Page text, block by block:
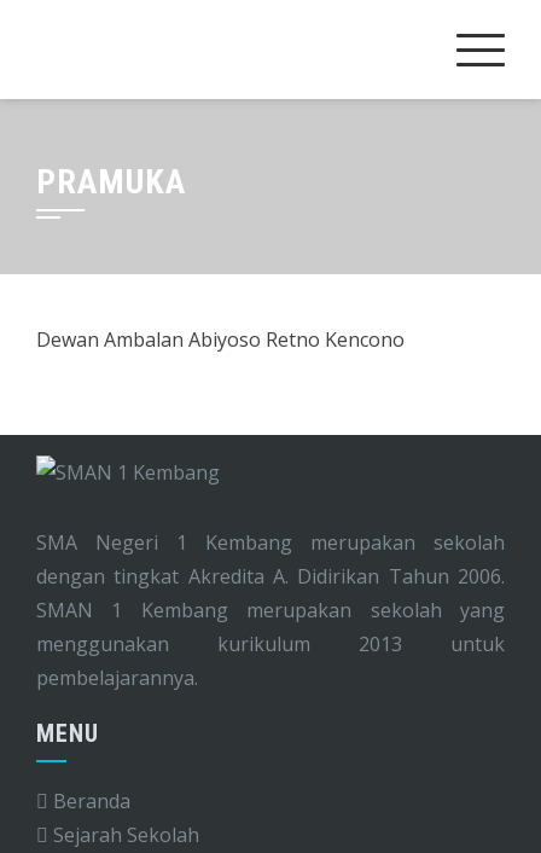
PRAMUKA
Dewan Ambalan Abiyoso Retno Kencono
SMA Negeri 1 Kembang merupakan sekolah
dengan tingkat Akredita A. Didirikan Tahun 2006.
SMAN 1 Kembang merupakan sekolah yang
menggunakan kurikulum 2013 untuk
pembelajarannya.
MENU
Beranda
Sejarah Sekolah